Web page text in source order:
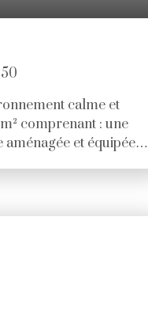
calme et
comprenant : une
aménagée et équipée
prévoir. Prix 525.
l'acquéreur. )